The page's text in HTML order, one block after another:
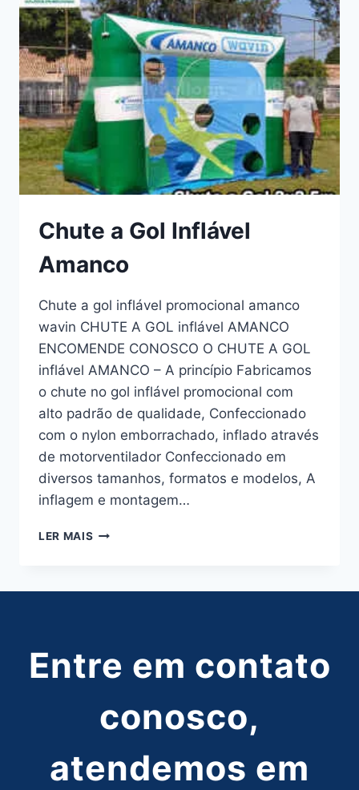
Chute a Gol Inflável
Amanco
Chute a gol inflável promocional amanco
wavin CHUTE A GOL inflável AMANCO
ENCOMENDE CONOSCO O CHUTE A GOL
inflável AMANCO – A princípio Fabricamos
o chute no gol inflável promocional com
alto padrão de qualidade, Confeccionado
com o nylon emborrachado, inflado através
de motorventilador Confeccionado em
diversos tamanhos, formatos e modelos, A
inflagem e montagem…
LER MAIS CHUTE
Entre em contato
conosco,
atendemos em